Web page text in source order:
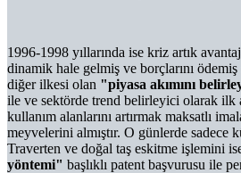
1996-1998 yıllarında ise kriz artık
dinamik hale gelmiş ve borçlarını
diğer ilkesi olan "piyasa akımını
ile ve sektörde trend belirleyici olarak ilk
kullanım alanlarını artırmak maksatlı
meyvelerini almıştır. O günlerde sadece
Traverten ve doğal taş eskitme işlemini
yöntemi" başlıklı patent başvurusu ile